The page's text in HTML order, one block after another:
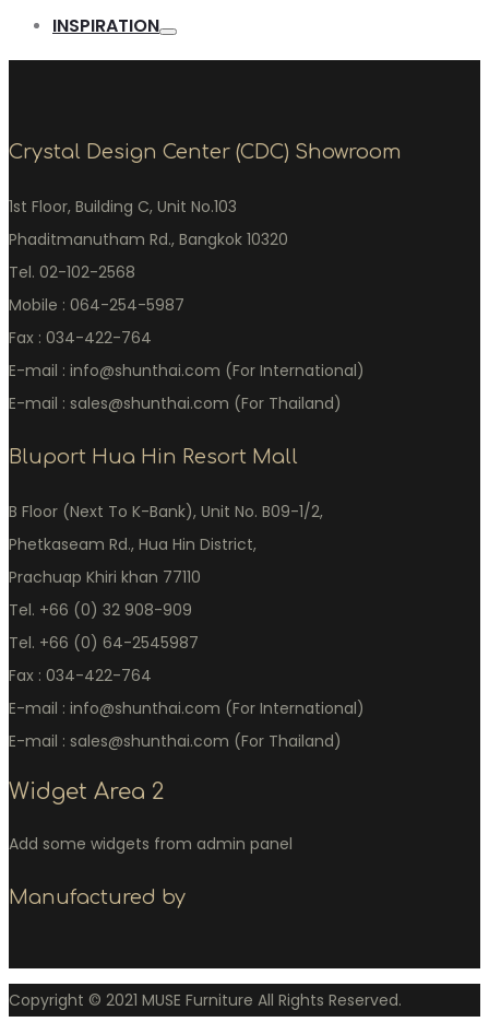
INSPIRATION
Crystal Design Center (CDC) Showroom
1st Floor, Building C, Unit No.103
Phaditmanutham Rd., Bangkok 10320
Tel. 02-102-2568
Mobile : 064-254-5987
Fax : 034-422-764
E-mail : info@shunthai.com (For International)
E-mail : sales@shunthai.com (For Thailand)
Bluport Hua Hin Resort Mall
B Floor (Next To K-Bank), Unit No. B09-1/2,
Phetkaseam Rd., Hua Hin District,
Prachuap Khiri khan 77110
Tel. +66 (0) 32 908-909
Tel. +66 (0) 64-2545987
Fax : 034-422-764
E-mail : info@shunthai.com (For International)
E-mail : sales@shunthai.com (For Thailand)
Widget Area 2
Add some widgets from admin panel
Manufactured by
Copyright © 2021 MUSE Furniture All Rights Reserved.